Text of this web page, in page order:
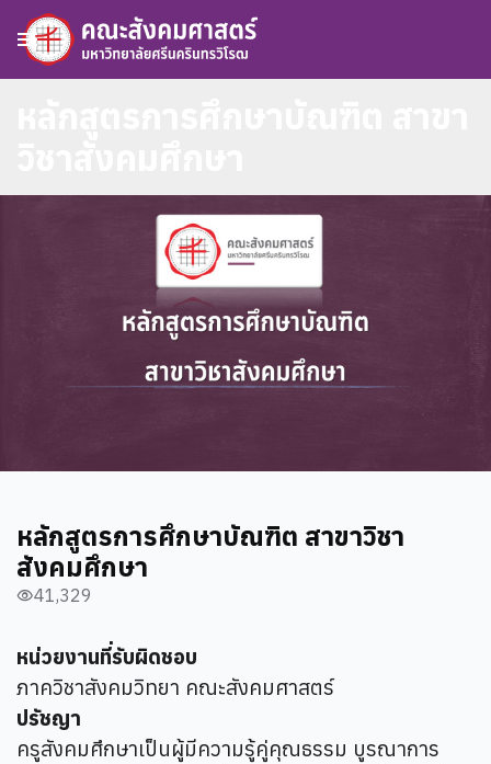
menu
หลักสูตรการศึกษาบัณฑิต สาขาวิชา
สังคมศึกษา
visibility41,329
หน่วยงานที่รับผิดชอบ
ภาควิชาสังคมวิทยา คณะสังคมศาสตร์
ปรัชญา
ครูสังคมศึกษาเป็นผู้มีความรู้คู่คุณธรรม บูรณาการ